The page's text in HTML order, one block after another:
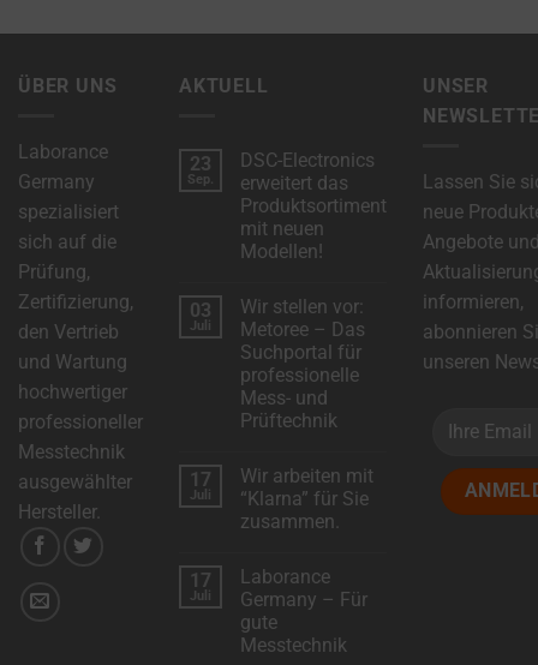
ÜBER UNS
Laborance
Germany
spezialisiert
sich auf die
Prüfung,
Zertifizierung,
den Vertrieb
und Wartung
hochwertiger
professioneller
Messtechnik
ausgewählter
Hersteller.
AKTUELL
23
Sep.
DSC-Electronics
erweitert das
Produktsortiment
mit neuen
Modellen!
zu
DSC-
Electronics
erweitert
das
Produktsortiment
mit
neuen
Modellen!
03
Juli
Wir stellen vor:
Metoree – Das
Suchportal für
professionelle
Mess- und
Prüftechnik
zu
Wir
stellen
vor:
Das
Suchportal
für
professionelle
Mess-
und
17
Juli
Wir arbeiten mit
“Klarna” für Sie
zusammen.
Wir
arbeiten
mit
“Klarna”
für
17
Juli
Laborance
Germany – Für
gute
Messtechnik
UNSER
Lassen Sie
neue
Angebote
informieren,
abonnieren
unseren
policy.
document
the
types
cookies
used,
data
collected,
and
how
your
information
stored